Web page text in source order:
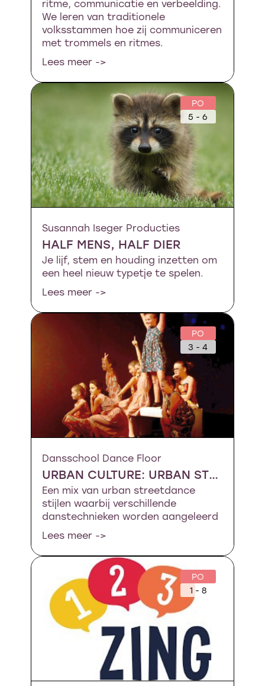
ritme, communicatie en verbeelding.
We leren van traditionele
volksstammen hoe zij communiceren
met trommels en ritmes.
Lees meer ->
PO
5 - 6
Susannah Iseger Producties
HALF MENS, HALF DIER
Je lijf, stem en houding inzetten om
een heel nieuw typetje te spelen.
Lees meer ->
PO
3 - 4
Dansschool Dance Floor
URBAN CULTURE: URBAN STREETDANCE MINI´S (LESSERIE)
Een mix van urban streetdance
stijlen waarbij verschillende
danstechnieken worden aangeleerd
Lees meer ->
PO
1 - 8